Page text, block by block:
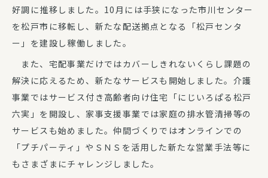
好調に推移しました。10月には手狭になった市川センター
を松戸市に移転し、新たな配送拠点となる「松戸センタ
ー」を建設し稼働しました。
また、宅配事業だけではカバーしきれないくらし課題の
解決に応えるため、新たなサービスも開始しました。介護
事業ではサービス付き高齢者向け住宅「にじいろぱる松戸
六実」を開設し、家事支援事業では家庭の排水管清掃等の
サービスも始めました。仲間づくりではオンラインでの
「プチパーティ」やＳＮＳを活用した新たな営業手法等に
もさまざまにチャレンジしました。